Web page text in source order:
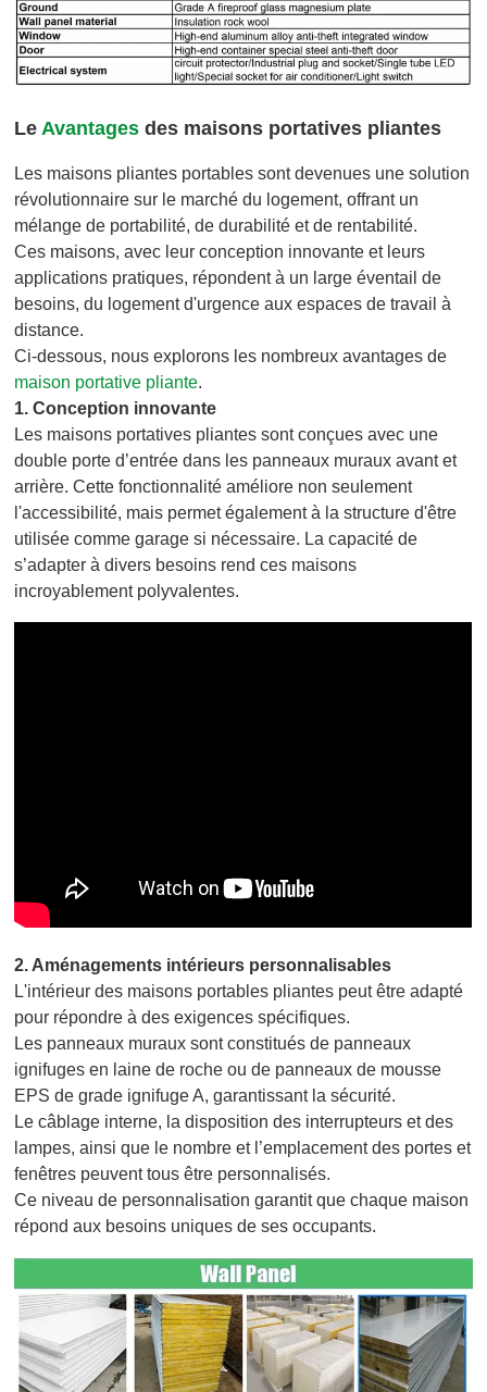
Le Avantagesdes maisons portatives pliantes
Les maisons pliantes portables sont devenues une solution
révolutionnaire sur le marché du logement, offrant un
mélange de portabilité, de durabilité et de rentabilité.
Ces maisons, avec leur conception innovante et leurs
applications pratiques, répondent à un large éventail de
besoins, du logement d'urgence aux espaces de travail à
distance.
Ci-dessous, nous explorons les nombreux avantages de
maison portative pliante.
1.Conception innovante
Les maisons portatives pliantes sont conçues avec une
double porte d’entrée dans les panneaux muraux avant et
arrière. Cette fonctionnalité améliore non seulement
l'accessibilité, mais permet également à la structure d'être
utilisée comme garage si nécessaire. La capacité de
s’adapter à divers besoins rend ces maisons
incroyablement polyvalentes.
2. Aménagements intérieurs personnalisables
L'intérieur des maisons portables pliantes peut être adapté
pour répondre à des exigences spécifiques.
Les panneaux muraux sont constitués de panneaux
ignifuges en laine de roche ou de panneaux de mousse
EPS de grade ignifuge A, garantissant la sécurité.
Le câblage interne, la disposition des interrupteurs et des
lampes, ainsi que le nombre et l’emplacement des portes et
fenêtres peuvent tous être personnalisés.
Ce niveau de personnalisation garantit que chaque maison
répond aux besoins uniques de ses occupants.